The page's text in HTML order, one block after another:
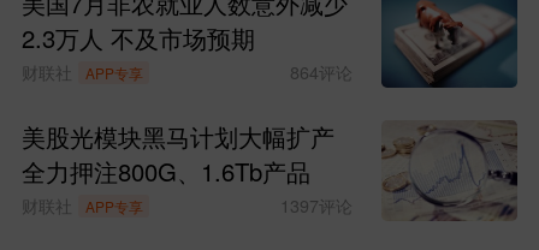
2.3万人 不及市场预期
财联社 APP专享 864评论
美股光模块黑马计划大幅扩产
全力押注800G、1.6Tb产品
财联社 APP专享 1397评论